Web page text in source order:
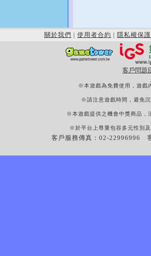
關於我們 | 使用者合約 | 隱私權保護
客戶問題
※本遊戲為免費使用，遊戲
※請注意遊戲時間，避免
※本遊戲提供之機會中獎商品，
※於平台上尊重包容多元性別
客戶服務傳真：02-22996996